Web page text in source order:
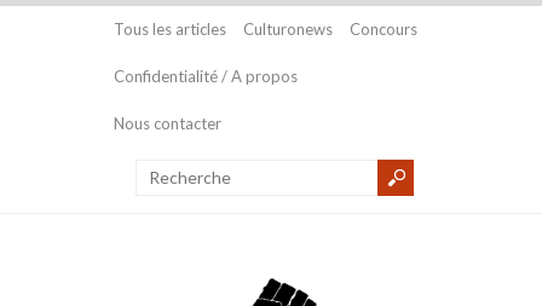
Tous les articles Culturonews Concours
Confidentialité / A propos
Nous contacter